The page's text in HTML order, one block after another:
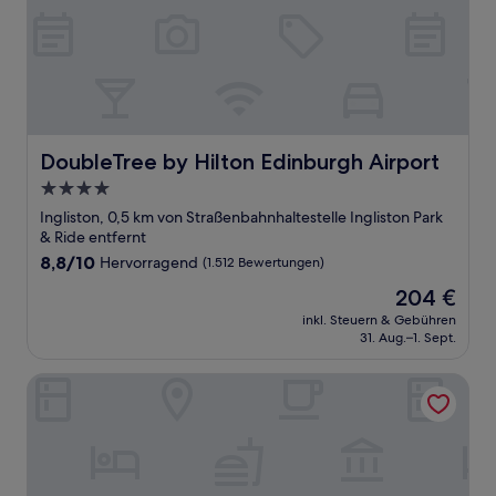
DoubleTree by Hilton Edinburgh Airport
DoubleTree by Hilton Edinburgh Airport
4.0-
Sterne-
Unterkunft
Ingliston, 0,5 km von Straßenbahnhaltestelle Ingliston Park
& Ride entfernt
8.8
8,8/10 Hervorragend (1.512 Bewertungen)
Der
Preis
beträgt
204 €
inkl. Steuern & Gebühren
31. Aug.–1. Sept.